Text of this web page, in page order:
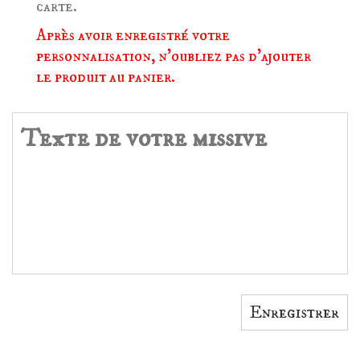
carte.
Après avoir enregistré votre
personnalisation, n'oubliez pas d'ajouter
le produit au panier.
Enregistrer